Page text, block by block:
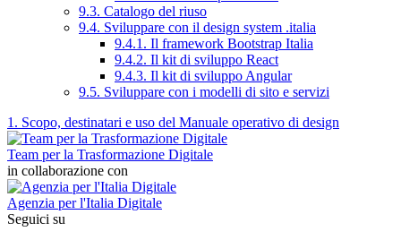
9.3. Catalogo del riuso
9.4. Sviluppare con il design system .italia
9.4.1. Il framework Bootstrap Italia
9.4.2. Il kit di sviluppo React
9.4.3. Il kit di sviluppo Angular
9.5. Sviluppare con i modelli di sito e servizi
1. Scopo, destinatari e uso del Manuale operativo di design
Team per la Trasformazione Digitale
in collaborazione con
Agenzia per l'Italia Digitale
Seguici su